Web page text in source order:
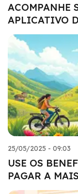
ACOMPANHE
APLICATIVO
25/05/2025 - 09:03
USE OS
PAGAR A